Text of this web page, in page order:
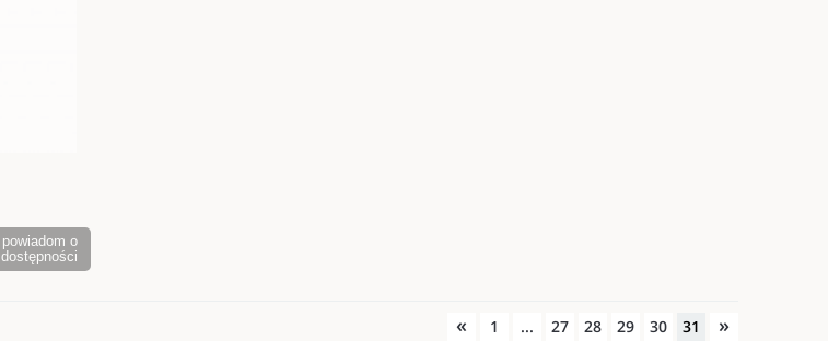
powiadom o
dostępności
« 1 ... 27 28 29 30 31 »